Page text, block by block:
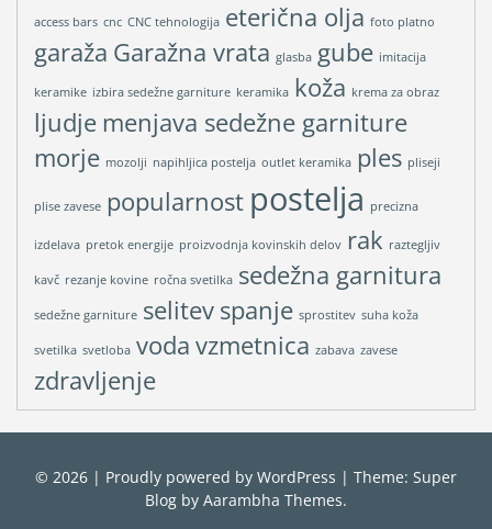
access bars cnc CNC tehnologija eterična olja foto platno
garaža Garažna vrata glasba gube imitacija
keramike izbira sedežne garniture keramika koža krema za obraz
ljudje menjava sedežne garniture
morje mozolji napihljica postelja outlet keramika ples pliseji
plise zavese popularnost postelja precizna
izdelava pretok energije proizvodnja kovinskih delov rak raztegljiv
kavč rezanje kovine ročna svetilka sedežna garnitura
sedežne garniture selitev spanje sprostitev suha koža
svetilka svetloba voda vzmetnica zabava zavese
zdravljenje
© 2026 | Proudly powered by WordPress | Theme: Super
Blog by Aarambha Themes.